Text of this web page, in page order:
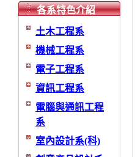
各系特色介紹
土木工程系
機械工程系
電子工程系
資訊工程系
電腦與通訊工程
系
室內設計系(科)